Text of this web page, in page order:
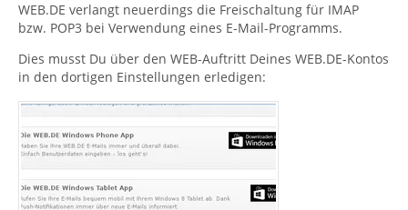
WEB.DE verlangt neuerdings die Freischaltung für IMAP
bzw. POP3 bei Verwendung eines E-Mail-Programms.
Dies musst Du über den WEB-Auftritt Deines WEB.DE-Kontos
in den dortigen Einstellungen erledigen: